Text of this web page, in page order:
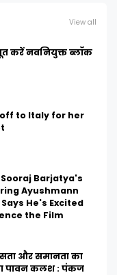
View all
करें नवनियुक्त ब्लॉक
to Italy for her
Barjatya's
Ayushmann
He's Excited
the Film
और समानता का
पावन कलश : पंकज